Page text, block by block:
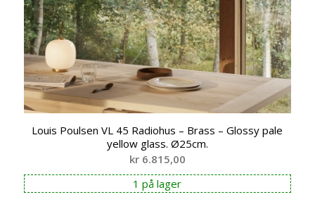
Louis Poulsen VL 45 Radiohus – Brass – Glossy pale
yellow glass. Ø25cm.
kr6.815,00
1 på lager